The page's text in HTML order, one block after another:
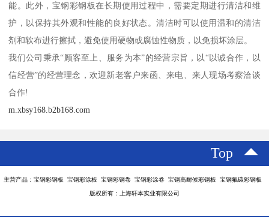
能。此外，宝钢彩钢板在长期使用过程中，需要定期进行清洁和维
护，以保持其外观和性能的良好状态。清洁时可以使用温和的清洁
剂和软布进行擦拭，避免使用硬物或腐蚀性物质，以免损坏涂层。
我们公司秉承“顾客至上、服务为本”的经营宗旨，以“以诚合作，以
信经营”的经营理念，欢迎新老客户来函、来电、来人现场考察洽谈
合作!
m.xbsy168.b2b168.com
Top
主营产品：宝钢彩钢板 宝钢彩涂板 宝钢彩钢卷 宝钢彩涂卷 宝钢高耐候彩钢板 宝钢氟碳彩钢板
版权所有：上海轩本实业有限公司